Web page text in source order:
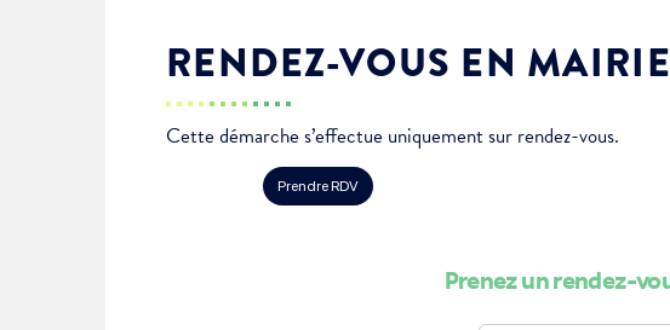
Je suis senior
Je suis étudiant
RENDEZ-VOUS EN MAIRIE
Cette démarche s’effectue uniquement sur rendez-vous.